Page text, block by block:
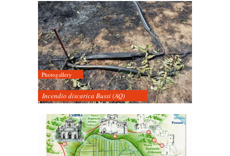
Photogallery
Incendio discarica Bussi (AQ)